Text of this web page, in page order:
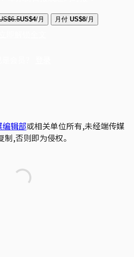
US$4/月 月付 US$8/月
辑部或相关单位所有,未经端传媒
,否则即为侵权。